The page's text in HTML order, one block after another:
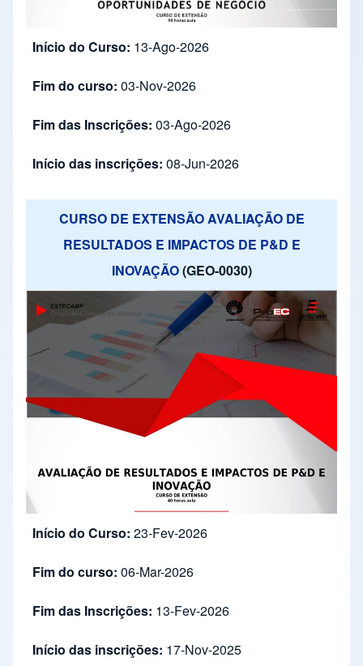
Início do Curso: 13-Ago-2026
Fim do curso: 03-Nov-2026
Fim das Inscrições: 03-Ago-2026
Início das inscrições: 08-Jun-2026
CURSO DE EXTENSÃO AVALIAÇÃO DE
RESULTADOS E IMPACTOS DE P&D E
INOVAÇÃO(GEO-0030)
Início do Curso: 23-Fev-2026
Fim do curso: 06-Mar-2026
Fim das Inscrições: 13-Fev-2026
Início das inscrições: 17-Nov-2025